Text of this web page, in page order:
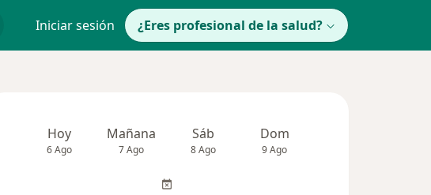
Iniciar sesión ¿Eres profesional de la salud?
Hoy
6 Ago
Mañana
7 Ago
Sáb
8 Ago
Dom
9 Ago